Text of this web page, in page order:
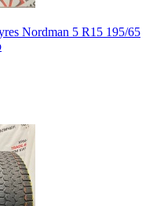
Nordman 5 R15 195/65